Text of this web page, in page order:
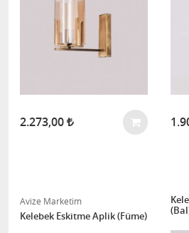
2.273,00
Avize Marketim
Kelebek Eskitme Aplik (Füme)